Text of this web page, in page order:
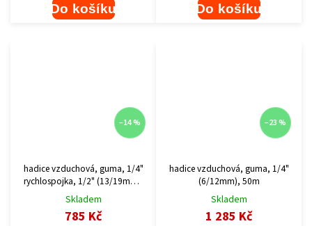
Do košíku Do košíku
–14 %
hadice vzduchová, guma, 1/4"
rychlospojka, 1/2" (13/19mm),
10m
Skladem
785 Kč
–23 %
hadice vzduchová, guma, 1/4"
(6/12mm), 50m
Skladem
1 285 Kč